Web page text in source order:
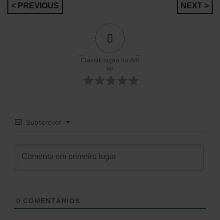
Navegação
< PREVIOUS NEXT >
0
Classificação do Arti
go
Subscrever
0 COMENTÁRIOS